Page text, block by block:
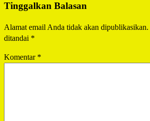
Tinggalkan Balasan
Alamat email Anda tidak akan dipublikasikan.
ditandai *
Komentar *